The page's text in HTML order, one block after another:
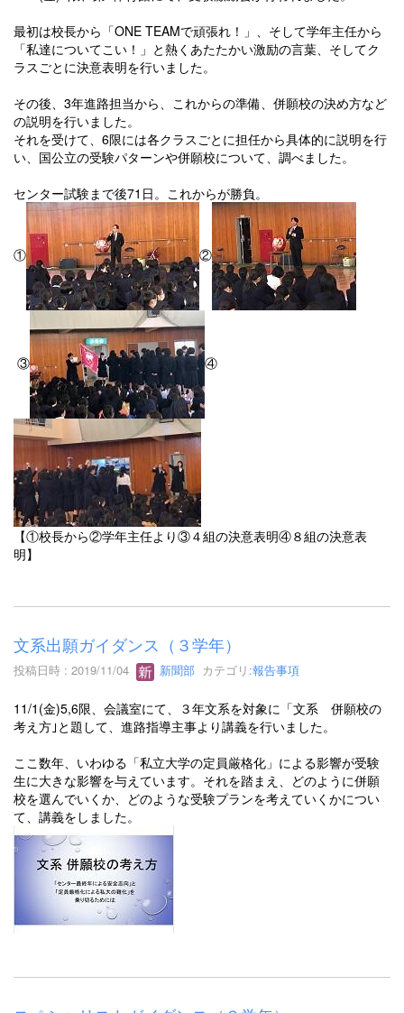
最初は校長から「ONE TEAMで頑張れ！」、そして学年主任から
「私達についてこい！」と熱くあたたかい激励の言葉、そしてク
ラスごとに決意表明を行いました。
その後、3年進路担当から、これからの準備、併願校の決め方など
の説明を行いました。
それを受けて、6限には各クラスごとに担任から具体的に説明を行
い、国公立の受験パターンや併願校について、調べました。
センター試験まで後71日。これからが勝負。
① ②
③ ④
【①校長から②学年主任より③４組の決意表明④８組の決意表
明】
文系出願ガイダンス（３学年）
投稿日時 : 2019/11/04 新聞部 カテゴリ:報告事項
11/1(金)5,6限、会議室にて、３年文系を対象に「文系 併願校の
考え方｣と題して、進路指導主事より講義を行いました。
ここ数年、いわゆる「私立大学の定員厳格化」による影響が受験
生に大きな影響を与えています。それを踏まえ、どのように併願
校を選んでいくか、どのような受験プランを考えていくかについ
て、講義をしました。